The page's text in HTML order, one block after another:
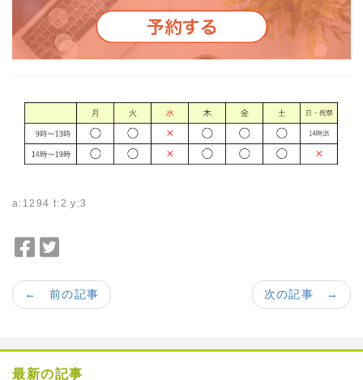
a:1294 t:2 y:3
c
e
o
k
i
t
r
で
次の記事 →
← 前の記事
最新の記事